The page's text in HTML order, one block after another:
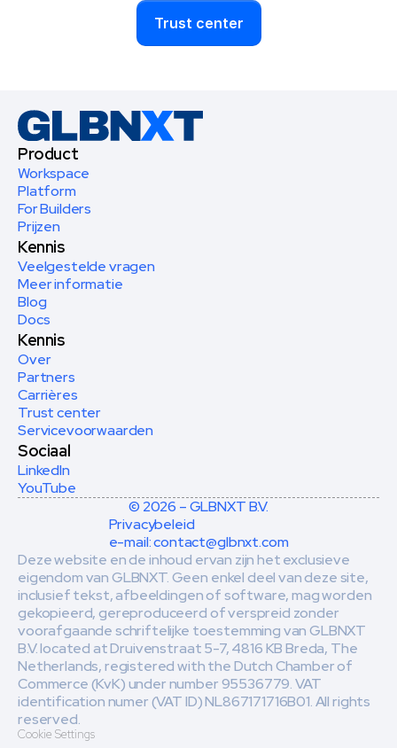
Trust center
Product
Workspace
Platform
For Builders
Prijzen
Kennis
Veelgestelde vragen
Meer informatie
Blog
Docs
Kennis
Over
Partners
Carrières
Trust center
Servicevoorwaarden
Sociaal
LinkedIn
YouTube
© 2026 – GLBNXT B.V.
Privacybeleid
e-mail: contact@glbnxt.com
Deze website en de inhoud ervan zijn het exclusieve
eigendom van GLBNXT. Geen enkel deel van deze site,
inclusief tekst, afbeeldingen of software, mag worden
gekopieerd, gereproduceerd of verspreid zonder
voorafgaande schriftelijke toestemming van GLBNXT
B.V. located at Druivenstraat 5-7, 4816 KB Breda, The
Netherlands, registered with the Dutch Chamber of
Commerce (KvK) under number 95536779. VAT
identification numer (VAT ID) NL867171716B01. All rights
reserved.
Cookie Settings